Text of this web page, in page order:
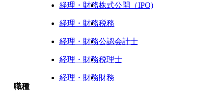
職種
経理・財務株式公開（IPO)
経理・財務税務
経理・財務公認会計士
経理・財務税理士
経理・財務財務